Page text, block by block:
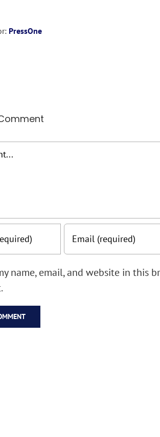
PressOne
name, email, and website in this